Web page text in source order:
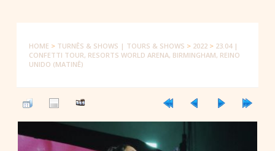
HOME > TURNÊS & SHOWS | TOURS & SHOWS > 2022 > 23.04 |
CONFETTI TOUR, RESORTS WORLD ARENA, BIRMINGHAM, REINO
UNIDO (MATINÊ)